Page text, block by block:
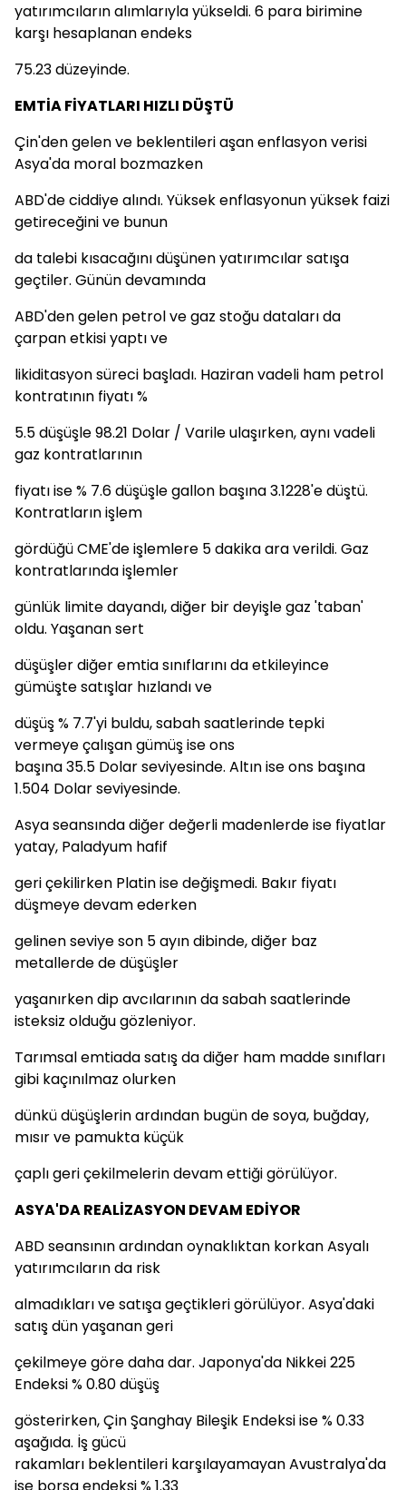
yatırımcıların alımlarıyla yükseldi. 6 para birimine
karşı hesaplanan endeks
75.23 düzeyinde.
EMTİA FİYATLARI HIZLI DÜŞTÜ
Çin'den gelen ve beklentileri aşan enflasyon verisi
Asya'da moral bozmazken
ABD'de ciddiye alındı. Yüksek enflasyonun yüksek faizi
getireceğini ve bunun
da talebi kısacağını düşünen yatırımcılar satışa
geçtiler. Günün devamında
ABD'den gelen petrol ve gaz stoğu dataları da
çarpan etkisi yaptı ve
likiditasyon süreci başladı. Haziran vadeli ham petrol
kontratının fiyatı %
5.5 düşüşle 98.21 Dolar / Varile ulaşırken, aynı vadeli
gaz kontratlarının
fiyatı ise % 7.6 düşüşle gallon başına 3.1228'e düştü.
Kontratların işlem
gördüğü CME'de işlemlere 5 dakika ara verildi. Gaz
kontratlarında işlemler
günlük limite dayandı, diğer bir deyişle gaz 'taban'
oldu. Yaşanan sert
düşüşler diğer emtia sınıflarını da etkileyince
gümüşte satışlar hızlandı ve
düşüş % 7.7'yi buldu, sabah saatlerinde tepki
vermeye çalışan gümüş ise ons
başına 35.5 Dolar seviyesinde. Altın ise ons başına
1.504 Dolar seviyesinde.
Asya seansında diğer değerli madenlerde ise fiyatlar
yatay, Paladyum hafif
geri çekilirken Platin ise değişmedi. Bakır fiyatı
düşmeye devam ederken
gelinen seviye son 5 ayın dibinde, diğer baz
metallerde de düşüşler
yaşanırken dip avcılarının da sabah saatlerinde
isteksiz olduğu gözleniyor.
Tarımsal emtiada satış da diğer ham madde sınıfları
gibi kaçınılmaz olurken
dünkü düşüşlerin ardından bugün de soya, buğday,
mısır ve pamukta küçük
çaplı geri çekilmelerin devam ettiği görülüyor.
ASYA'DA REALİZASYON DEVAM EDİYOR
ABD seansının ardından oynaklıktan korkan Asyalı
yatırımcıların da risk
almadıkları ve satışa geçtikleri görülüyor. Asya'daki
satış dün yaşanan geri
çekilmeye göre daha dar. Japonya'da Nikkei 225
Endeksi % 0.80 düşüş
gösterirken, Çin Şanghay Bileşik Endeksi ise % 0.33
aşağıda. İş gücü
rakamları beklentileri karşılayamayan Avustralya'da